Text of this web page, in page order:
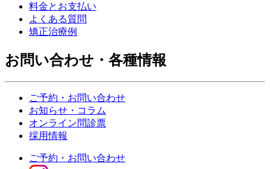
料金とお支払い
よくある質問
矯正治療例
お問い合わせ・各種情報
ご予約・お問い合わせ
お知らせ・コラム
オンライン問診票
採用情報
ご予約・お問い合わせ